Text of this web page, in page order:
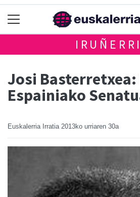
Josi Basterretxea:
Espainiako
Euskalerria Irratia 2013ko urriaren 30a